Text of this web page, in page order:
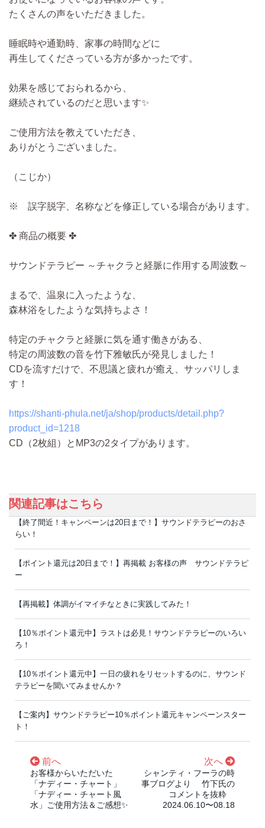
たくさんの声をいただきました。
睡眠時や通勤時、家事の時間などに
再生してくださっている方が多かったです。
効果を感じておられるから、
継続されているのだと思います✨
ご使用方法を教えていただき、
ありがとうございました。
（こじか）
※ 誤字脱字、名称などを修正している場合があります。
✤ 商品の概要 ✤
サウンドテラピー ～チャクラと経脈に作用する周波数～
まるで、温泉に入ったような、
森林浴をしたような気持ちよさ！
特定のチャクラと経脈に気を通す働きがある、
特定の周波数の音を竹下雅敏氏が発見しました！
CDを流すだけで、不思議と疲れが癒え、サッパリしま
す！
https://shanti-phula.net/ja/shop/products/detail.php?
product_id=1218
CD（2枚組）とMP3の2タイプがあります。
関連記事はこちら
【終了間近！キャンペーンは20日まで！】サウンドテラピーのおさ
らい！
【ポイント還元は20日まで！】再掲載 お客様の声 サウンドテラピ
ー
【再掲載】体調がイマイチなときに実践してみた！
【10％ポイント還元中】ラストは必見！サウンドテラピーのいろい
ろ！
【10％ポイント還元中】一日の疲れをリセットするのに、サウンド
テラピーを聞いてみませんか？
【ご案内】サウンドテラピー10％ポイント還元キャンペーンスター
ト！
前へ
お客様からいただいた
「ナディー・チャート」
「ナディー・チャート風
水」ご使用方法＆ご感想✨
次へ
シャンティ・フーラの時
事ブログより 竹下氏の
コメントを抜粋
2024.06.10〜08.18